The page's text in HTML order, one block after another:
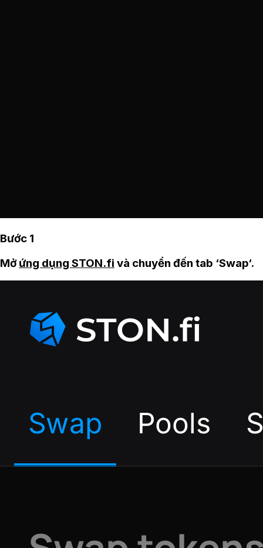
Bước 1
Mởứng dụng STON.fi và chuyển đến tab ‘Swap‘.